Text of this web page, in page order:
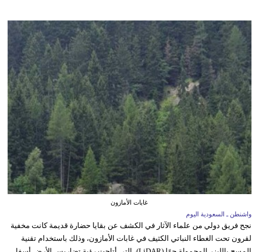
غابات الأمازون
واشنطن ـ السعودية اليوم
نجح فريق دولي من علماء الآثار في الكشف عن بقايا حضارة قديمة كانت مخفية
لقرون تحت الغطاء النباتي الكثيف في غابات الأمازون، وذلك باستخدام تقنية